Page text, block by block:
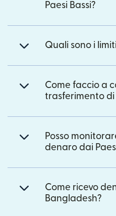
Paesi Bassi?
Quali sono i
Come faccio a
trasferimento di
Posso
denaro dai
Come ricevo
Bangladesh?